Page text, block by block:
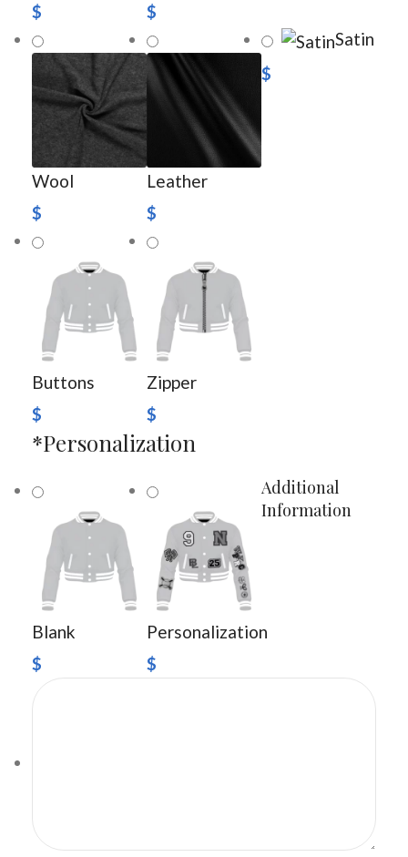
$
$
Wool
$
Leather
$
Satin
$
Buttons
$
Zipper
$
*Personalization
Blank
$
Personalization
$
Additional
Information